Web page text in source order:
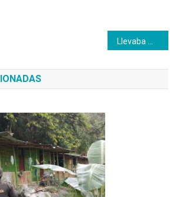
Llevaba más de tonelada y media de marihuana.